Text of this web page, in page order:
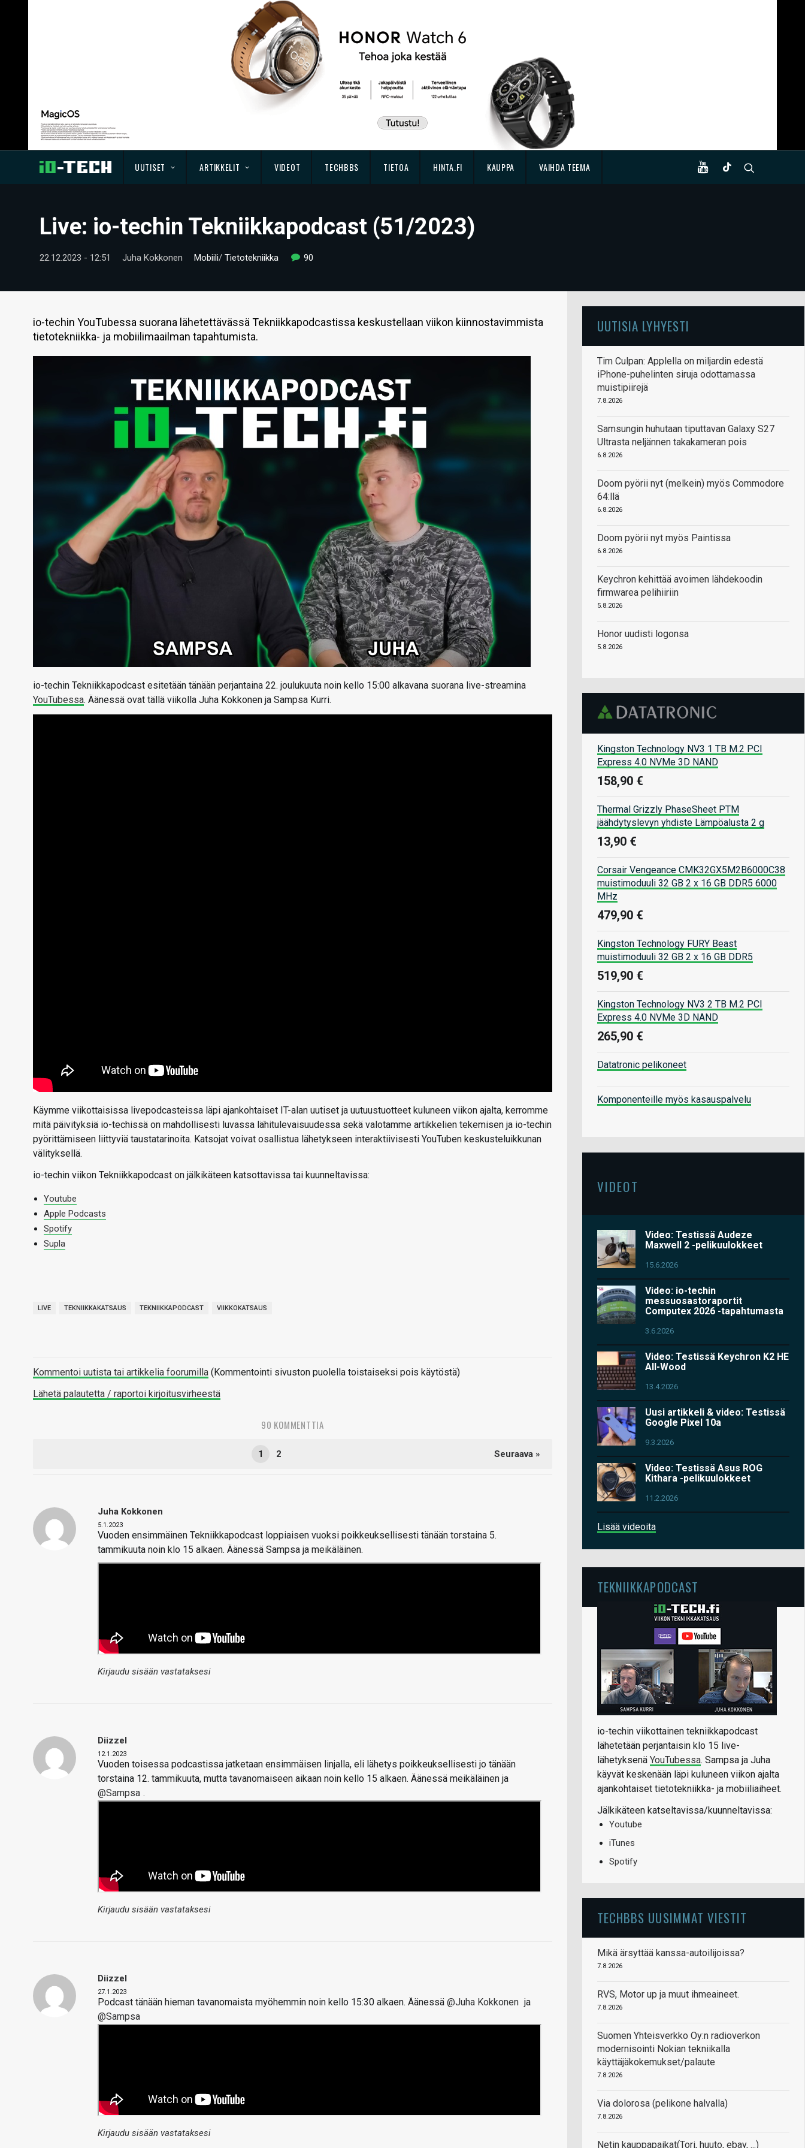
UUTISET ARTIKKELIT VIDEOT TECHBBS TIETOA HINTA.FI KAUPPA VAIHDA TEEMA
Live: io-techin Tekniikkapodcast (51/2023)
22.12.2023 - 12:51 Juha Kokkonen Mobiili/ Tietotekniikka 90
io-techin YouTubessa suorana lähetettävässä Tekniikkapodcastissa keskustellaan viikon kiinnostavimmista
tietotekniikka- ja mobiilimaailman tapahtumista.
io-techin Tekniikkapodcast esitetään tänään perjantaina 22. joulukuuta noin kello 15:00 alkavana suorana live-streamina
YouTubessa. Äänessä ovat tällä viikolla Juha Kokkonen ja Sampsa Kurri.
Käymme viikottaisissa livepodcasteissa läpi ajankohtaiset IT-alan uutiset ja uutuustuotteet kuluneen viikon ajalta, kerromme
mitä päivityksiä io-techissä on mahdollisesti luvassa lähitulevaisuudessa sekä valotamme artikkelien tekemisen ja io-techin
pyörittämiseen liittyviä taustatarinoita. Katsojat voivat osallistua lähetykseen interaktiivisesti YouTuben keskusteluikkunan
välityksellä.
io-techin viikon Tekniikkapodcast on jälkikäteen katsottavissa tai kuunneltavissa:
Youtube
Apple Podcasts
Spotify
Supla
LIVE TEKNIIKKAKATSAUS TEKNIIKKAPODCAST VIIKKOKATSAUS
Kommentoi uutista tai artikkelia foorumilla (Kommentointi sivuston puolella toistaiseksi pois käytöstä)
Lähetä palautetta / raportoi kirjoitusvirheestä
90 KOMMENTTIA
1 2 Seuraava »
Juha Kokkonen
5.1.2023
Vuoden ensimmäinen Tekniikkapodcast loppiaisen vuoksi poikkeuksellisesti tänään torstaina 5.
tammikuuta noin klo 15 alkaen. Äänessä Sampsa ja meikäläinen.
Kirjaudu sisään vastataksesi
Diizzel
12.1.2023
Vuoden toisessa podcastissa jatketaan ensimmäisen linjalla, eli lähetys poikkeuksellisesti jo tänään
torstaina 12. tammikuuta, mutta tavanomaiseen aikaan noin kello 15 alkaen. Äänessä meikäläinen ja
@Sampsa .
Kirjaudu sisään vastataksesi
Diizzel
27.1.2023
Podcast tänään hieman tavanomaista myöhemmin noin kello 15:30 alkaen. Äänessä @Juha Kokkonen ja
@Sampsa
Kirjaudu sisään vastataksesi
UUTISIA LYHYESTI
Tim Culpan: Applella on miljardin edestä
iPhone-puhelinten siruja odottamassa
muistipiirejä
7.8.2026
Samsungin huhutaan tiputtavan Galaxy S27
Ultrasta neljännen takakameran pois
6.8.2026
Doom pyörii nyt (melkein) myös Commodore
64:llä
6.8.2026
Doom pyörii nyt myös Paintissa
6.8.2026
Keychron kehittää avoimen lähdekoodin
firmwarea pelihiiriin
5.8.2026
Honor uudisti logonsa
5.8.2026
Kingston Technology NV3 1 TB M.2 PCI
Express 4.0 NVMe 3D NAND
158,90 €
Thermal Grizzly PhaseSheet PTM
jäähdytyslevyn yhdiste Lämpöalusta 2 g
13,90 €
Corsair Vengeance CMK32GX5M2B6000C38
muistimoduuli 32 GB 2 x 16 GB DDR5 6000
MHz
479,90 €
Kingston Technology FURY Beast
muistimoduuli 32 GB 2 x 16 GB DDR5
519,90 €
Kingston Technology NV3 2 TB M.2 PCI
Express 4.0 NVMe 3D NAND
265,90 €
Datatronic pelikoneet
Komponenteille myös kasauspalvelu
VIDEOT
Video: Testissä Audeze
Maxwell 2 -pelikuulokkeet
15.6.2026
Video: io-techin
messuosastoraportit
Computex 2026 -tapahtumasta
3.6.2026
Video: Testissä Keychron K2 HE
All-Wood
13.4.2026
Uusi artikkeli & video: Testissä
Google Pixel 10a
9.3.2026
Video: Testissä Asus ROG
Kithara -pelikuulokkeet
11.2.2026
Lisää videoita
TEKNIIKKAPODCAST
io-techin viikottainen tekniikkapodcast
lähetetään perjantaisin klo 15 live-
lähetyksenä YouTubessa. Sampsa ja Juha
käyvät keskenään läpi kuluneen viikon ajalta
ajankohtaiset tietotekniikka- ja mobiiliaiheet.
Jälkikäteen katseltavissa/kuunneltavissa:
Youtube
iTunes
Spotify
TECHBBS UUSIMMAT VIESTIT
Mikä ärsyttää kanssa-autoilijoissa?
7.8.2026
RVS, Motor up ja muut ihmeaineet.
7.8.2026
Suomen Yhteisverkko Oy:n radioverkon
modernisointi Nokian tekniikalla
käyttäjäkokemukset/palaute
7.8.2026
Via dolorosa (pelikone halvalla)
7.8.2026
Netin kauppapaikat(Tori, huuto, ebay, ...)